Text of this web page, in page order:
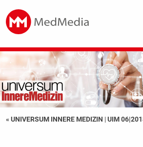
« UNIVERSUM INNERE MEDIZIN |UIM